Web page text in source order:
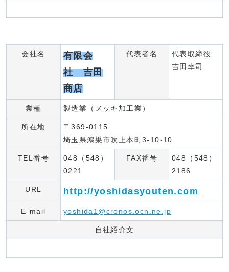
会社名
有限会
社 吉田
商店
代表者名
代表取締役
吉田幸司
業種 製造業（メッキ加工業）
所在地
〒369-0115
埼玉県鴻巣市吹上本町3-10-10
TEL番号
048（548）
0221
FAX番号
048（548）
2186
URL http://yoshidasyouten.com
E-mail yoshida1@cronos.ocn.ne.jp
自社紹介文